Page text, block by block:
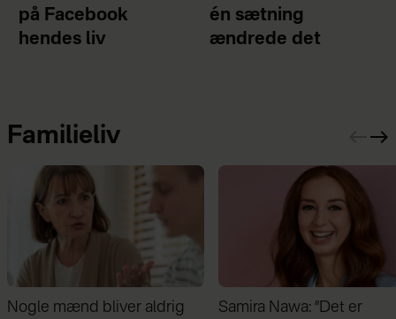
på Facebook
hendes liv
én sætning
ændrede det
Familieliv
Nogle mænd bliver aldrig
Samira Nawa: ”Det er